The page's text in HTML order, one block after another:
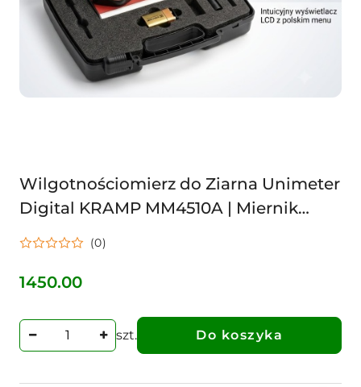
Wilgotnościomierz do Ziarna Unimeter
Digital KRAMP MM4510A | Miernik
Wilgotności Zbóż | 32 Gatunki |
(0)
Cena:
1450.00
szt. Do koszyka